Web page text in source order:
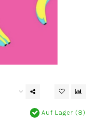
Auf Lager (8)